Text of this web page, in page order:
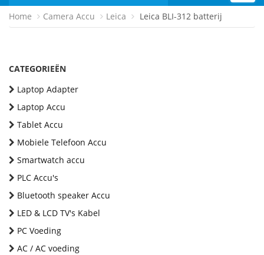
Home Camera Accu Leica Leica BLI-312 batterij
CATEGORIEËN
Laptop Adapter
Laptop Accu
Tablet Accu
Mobiele Telefoon Accu
Smartwatch accu
PLC Accu's
Bluetooth speaker Accu
LED & LCD TV's Kabel
PC Voeding
AC / AC voeding